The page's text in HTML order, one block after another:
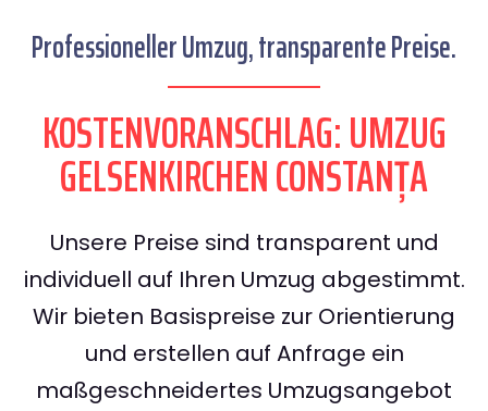
Professioneller Umzug, transparente Preise.
KOSTENVORANSCHLAG: UMZUG
GELSENKIRCHEN CONSTANȚA
Unsere Preise sind transparent und
individuell auf Ihren Umzug abgestimmt.
Wir bieten Basispreise zur Orientierung
und erstellen auf Anfrage ein
maßgeschneidertes Umzugsangebot